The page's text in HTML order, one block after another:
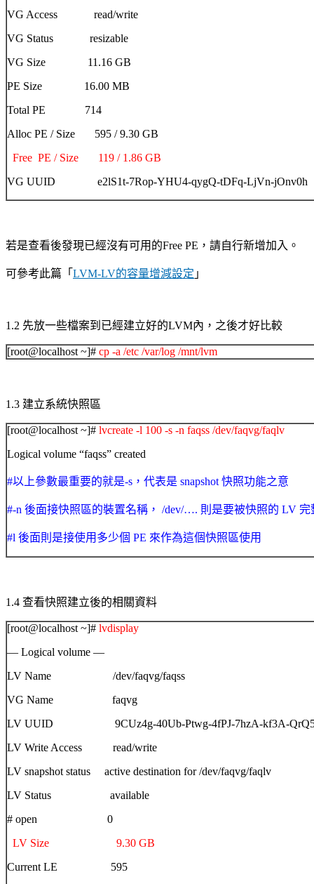
VG Access read/write
VG Status resizable
VG Size 11.16 GB
PE Size 16.00 MB
Total PE 714
Alloc PE / Size 595 / 9.30 GB
Free PE / Size 119 / 1.86 GB
VG UUID e2lS1t-7Rop-YHU4-qygQ-tDFq-LjVn-jOnv0h
若是查看後發現已經沒有可用的Free PE ，請自行新增加入。
可參考此篇「 LVM-LV的容量增減設定 」
1.2 先放一些檔案到已經建立好的LVM內，之後才好比較
[root@localhost ~]# cp -a /etc /var/log /mnt/lvm
1.3 建立系統快照區
[root@localhost ~]# lvcreate -l 100 -s -n faqss /dev/faqvg/faqlv
Logical volume “faqss” created
#以上參數最重要的就是-s，代表是 snapshot 快照功能之意
#-n 後面接快照區的裝置名稱， /dev/…. 則是要被快照的 LV 完
#l 後面則是接使用多少個 PE 來作為這個快照區使用
1.4 查看快照建立後的相關資料
[root@localhost ~]# lvdisplay
— Logical volume —
LV Name /dev/faqvg/faqss
VG Name faqvg
LV UUID 9CUz4g-40Ub-Ptwg-4fPJ-7hzA-kf3A-
LV Write Access read/write
LV snapshot status active destination for /dev/faqvg/faqlv
LV Status available
# open 0
LV Size 9.30 GB
Current LE 595